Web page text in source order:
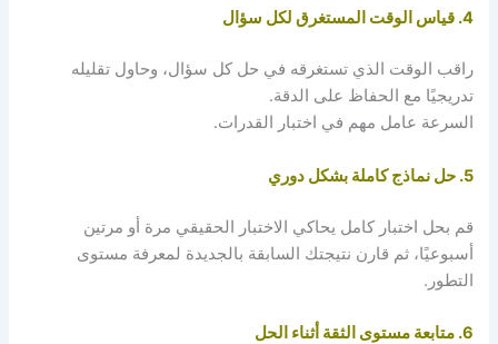
4. قياس الوقت المستغرق لكل سؤال
راقب الوقت الذي تستغرقه في حل كل سؤال، وحاول تقليله
تدريجيًا مع الحفاظ على الدقة.
السرعة عامل مهم في اختبار القدرات.
5. حل نماذج كاملة بشكل دوري
قم بحل اختبار كامل يحاكي الاختبار الحقيقي مرة أو مرتين
أسبوعيًا، ثم قارن نتيجتك السابقة بالجديدة لمعرفة مستوى
التطور.
6. متابعة مستوى الثقة أثناء الحل